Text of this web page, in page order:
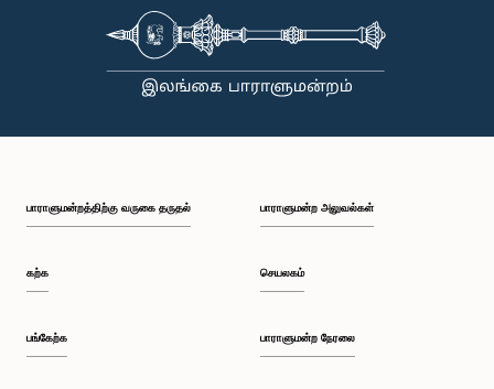
பாராளுமன்றத்திற்கு வருகை தருதல்
கற்க
பங்கேற்க
பாராளுமன்ற அலுவல்கள்
செயலகம்
பாராளுமன்ற நேரலை